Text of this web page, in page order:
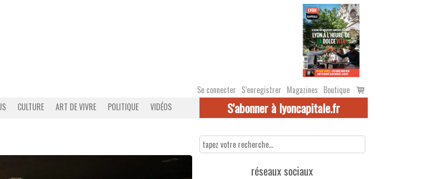
Se connecter S’enregistrer Magazines Boutique
Voir
le
CULTURE ART DE VIVRE POLITIQUE VIDÉOS S'abonner à lyoncapitale.fr
réseaux sociaux